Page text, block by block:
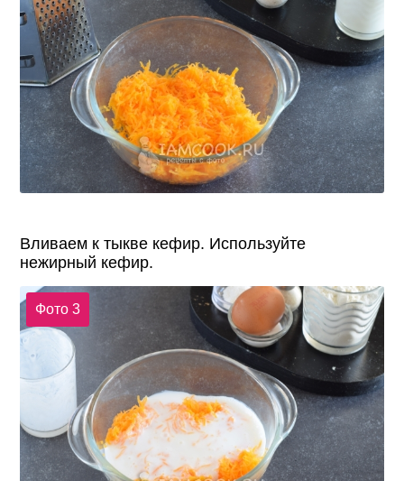
Вливаем к тыкве кефир. Используйте
нежирный кефир.
Фото 3